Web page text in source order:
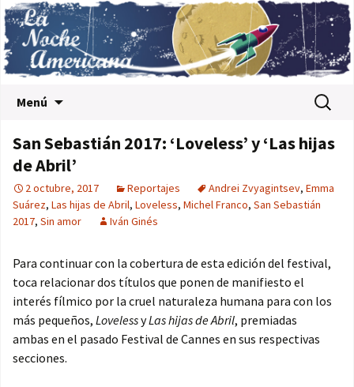
Menú Buscar:
San Sebastián 2017: ‘Loveless’ y ‘Las hijas
de Abril’
2 octubre, 2017 Reportajes Andrei Zvyagintsev, Emma
Suárez, Las hijas de Abril, Loveless, Michel Franco, San Sebastián
2017, Sin amor Iván Ginés
Para continuar con la cobertura de esta edición del festival,
toca relacionar dos títulos que ponen de manifiesto el
interés fílmico por la cruel naturaleza humana para con los
más pequeños, LovelessyLas hijas de Abril, premiadas
ambas en el pasado Festival de Cannes en sus respectivas
secciones.